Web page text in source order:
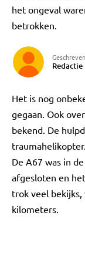
het ongeval
betrokken.
Redactie
Het is nog
gegaan. Ook
bekend. De
traumahelikopter.
De A67 was in
afgesloten en
trok veel
kilometers.